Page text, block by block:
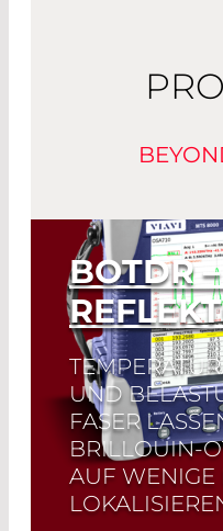
BOTDR
UND
FASER
BRILLOUIN-
AUF WENIGE